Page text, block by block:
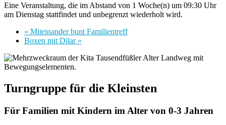
Eine Veranstaltung, die im Abstand von 1 Woche(n) um 09:30 Uhr
am Dienstag stattfindet und unbegrenzt wiederholt wird.
« Miteinander bunt Familientreff
Boxen mit Dilar »
Turngruppe für die Kleinsten
Für Familien mit Kindern im Alter von 0-3 Jahren